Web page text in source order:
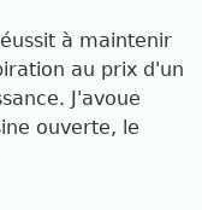
à maintenir
au prix d'un
J'avoue
ouverte, le